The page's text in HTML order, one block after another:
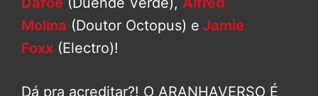
Molina (Doutor Octopus) e Jamie
Foxx (Electro)!
Dá pra acreditar?! O ARANHAVERSO É